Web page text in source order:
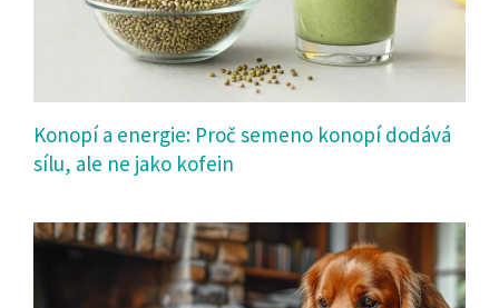
Konopí a energie: Proč semeno konopí dodává
sílu, ale ne jako kofein